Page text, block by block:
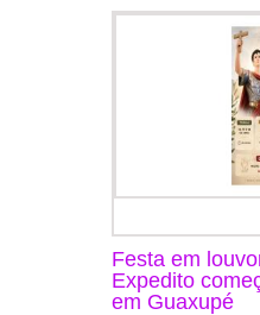
Festa em
Expedito
em Guaxupé